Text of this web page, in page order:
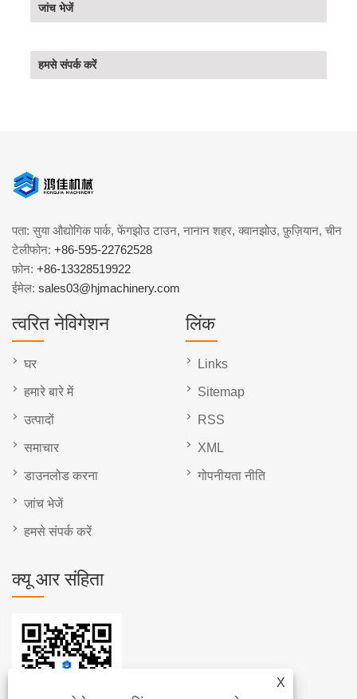
जांच भेजें
हमसे संपर्क करें
X
पता: सुया औद्योगिक पार्क, फेंगझोउ टाउन, नानान शहर, क्वानझोउ, फ़ुज़ियान, चीन
टेलीफोन: +86-595-22762528
फ़ोन: +86-13328519922
ईमेल: sales03@hjmachinery.com
त्वरित नेविगेशन
घर
हमारे बारे में
उत्पादों
समाचार
डाउनलोड करना
जांच भेजें
हमसे संपर्क करें
लिंक
Links
Sitemap
RSS
XML
गोपनीयता नीति
क्यू आर संहिता